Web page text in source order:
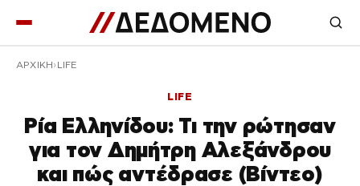
ΑΡΧΙΚΉ LIFE
LIFE
Ρία Ελληνίδου: Τι την ρώτησαν
για τον Δημήτρη Αλεξάνδρου
και πώς αντέδρασε (Βίντεο)